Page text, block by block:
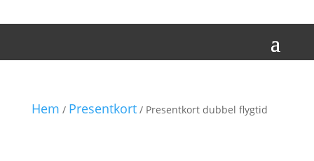
Hem / Presentkort/ Presentkort dubbel flygtid